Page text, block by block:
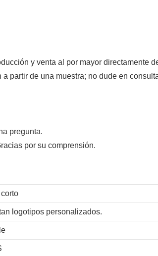
y venta al por mayor directamente
partir de una muestra; no dude en
pregunta.
por su comprensión.
logotipos personalizados.